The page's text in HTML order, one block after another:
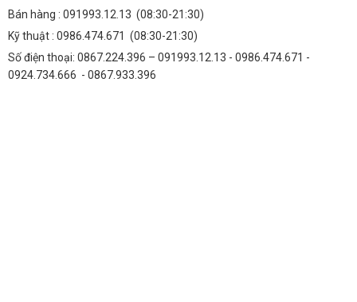
Bán hàng : 091993.12.13 (08:30-21:30)
Kỹ thuật : 0986.474.671 (08:30-21:30)
Số điện thoại: 0867.224.396 – 091993.12.13 - 0986.474.671 -
0924.734.666 - 0867.933.396